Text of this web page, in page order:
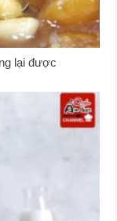
lại được